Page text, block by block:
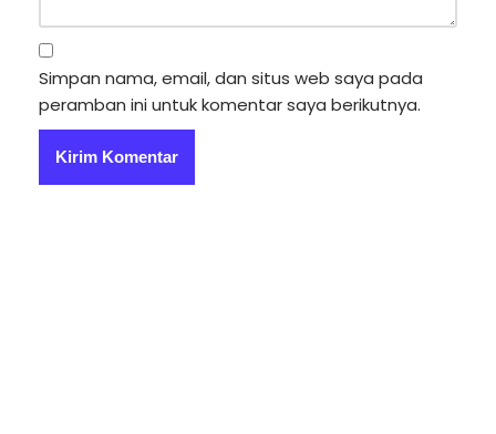
Simpan nama, email, dan situs web saya pada
peramban ini untuk komentar saya berikutnya.